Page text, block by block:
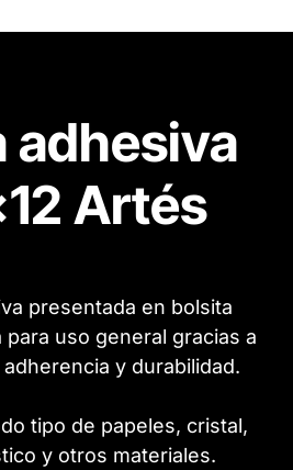
adhesiva
Artés
presentada en bolsita
para uso general gracias a
y durabilidad.
tipo de papeles, cristal,
y otros materiales.